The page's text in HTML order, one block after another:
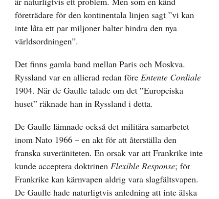
företrädare för den kontinentala linjen sagt ”vi kan
inte låta ett par miljoner balter hindra den nya
världsordningen”.
Det finns gamla band mellan Paris och Moskva.
Ryssland var en allierad redan före Entente Cordiale
1904. När de Gaulle talade om det ”Europeiska
huset” räknade han in Ryssland i detta.
De Gaulle lämnade också det militära samarbetet
inom Nato 1966 – en akt för att återställa den
franska suveräniteten. En orsak var att Frankrike inte
kunde acceptera doktrinen Flexible Response; för
Frankrike kan kärnvapen aldrig vara slagfältsvapen.
De Gaulle hade naturligtvis anledning att inte älska